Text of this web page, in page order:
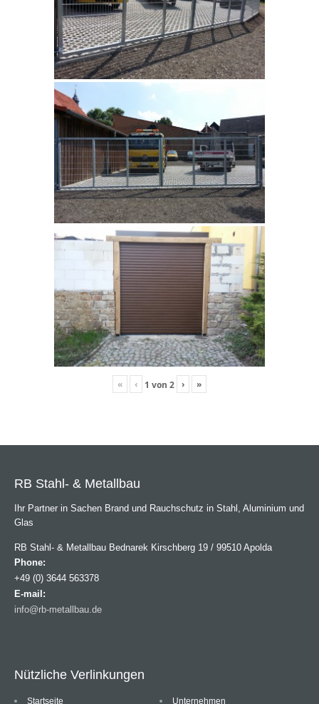
« ‹ 1 von 2 › »
RB Stahl- & Metallbau
Ihr Partner in Sachen Brand und Rauchschutz in Stahl, Aluminium und
Glas
RB Stahl- & Metallbau Bednarek Kirschberg 19 / 99510 Apolda
Phone:
+49 (0) 3644 563378
E-mail:
info@rb-metallbau.de
Nützliche Verlinkungen
Startseite Unternehmen